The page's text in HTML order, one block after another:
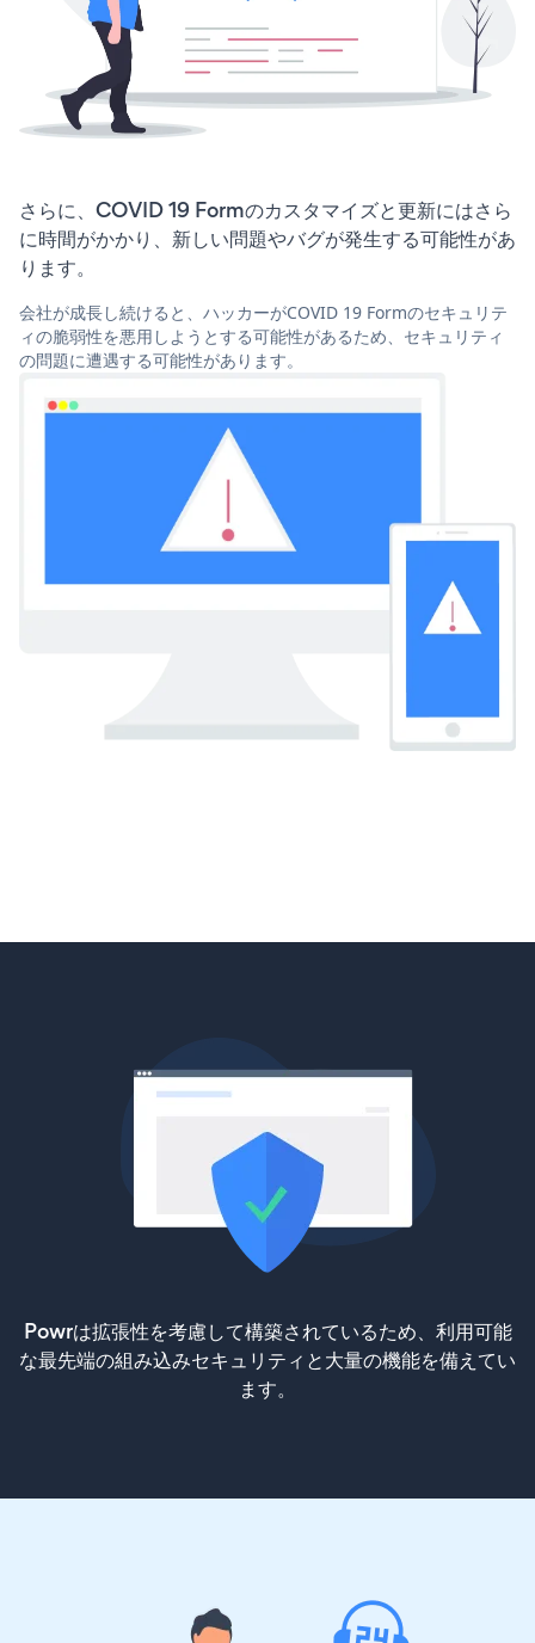
さらに、COVID 19 Formのカスタマイズと更新にはさら
に時間がかかり、新しい問題やバグが発生する可能性があ
ります。
会社が成長し続けると、ハッカーがCOVID 19 Formのセキュリテ
ィの脆弱性を悪用しようとする可能性があるため、セキュリティ
の問題に遭遇する可能性があります。
Powrは拡張性を考慮して構築されているため、利用可能
な最先端の組み込みセキュリティと大量の機能を備えてい
ます。